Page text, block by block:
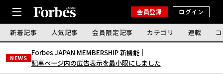
会員登録 ログイン
新着記事 人気記事 会員限定記事 カテゴリ 連載
NEWS
Forbes JAPAN MEMBERSHIP 新機能｜
記事ページ内の広告表示を最小限にしました